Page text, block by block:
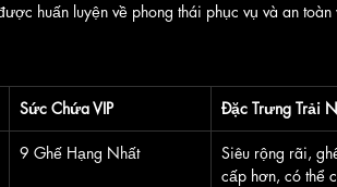
huấn luyện về phong thái phục vụ và an
Sức Chứa VIP Đặc Trưng Trải
9 Ghế Hạng Nhất
Siêu rộng rãi,
cấp hơn, có thể